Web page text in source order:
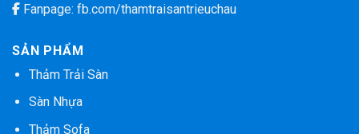
Fanpage: fb.com/thamtraisantrieuchau
SẢN PHẨM
Thảm Trải Sàn
Sàn Nhựa
Thảm Sofa